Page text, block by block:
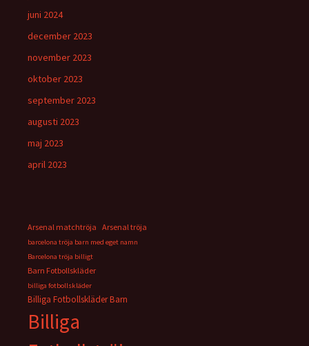
juni 2024
december 2023
november 2023
oktober 2023
september 2023
augusti 2023
maj 2023
april 2023
Arsenal matchtröja Arsenal tröja
barcelona tröja barn med eget namn
Barcelona tröja billigt
Barn Fotbollskläder
billiga fotbollskläder
Billiga Fotbollskläder Barn
Billiga